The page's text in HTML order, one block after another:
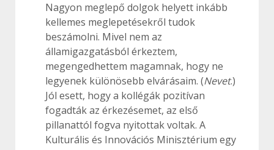
Nagyon meglepő dolgok helyett inkább
kellemes meglepetésekről tudok
beszámolni. Mivel nem az
államigazgatásból érkeztem,
megengedhettem magamnak, hogy ne
legyenek különösebb elvárásaim. (Nevet.)
Jól esett, hogy a kollégák pozitívan
fogadták az érkezésemet, az első
pillanattól fogva nyitottak voltak. A
Kulturális és Innovációs Minisztérium egy